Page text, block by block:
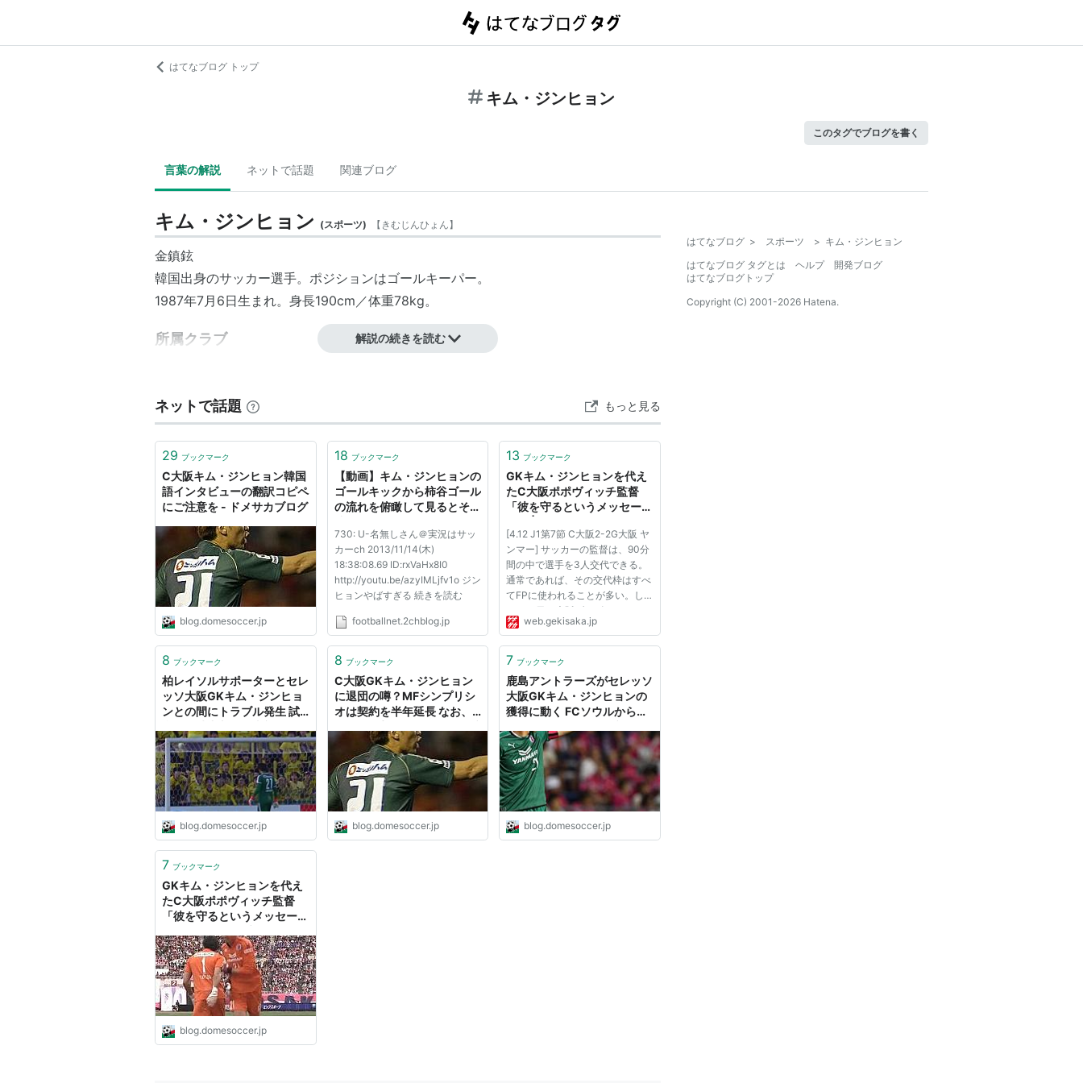
はてなブログ トップ
キム・ジンヒョン
このタグでブログを書く
言葉の解説 ネットで話題 関連ブログ
キム・ジンヒョン (スポーツ) 【 きむじんひょん】
金鎮鉉
韓国出身のサッカー選手。ポジションはゴールキーパー。
1987年7月6日生まれ。身長190cm／体重78kg。
所属クラブ
東国大学校
2009-
セレッソ大阪
リスト::サッカー選手
解説の続きを読む
ネットで話題 もっと見る
29 ブックマーク
C大阪キム・ジンヒョン韓国
語インタビューの翻訳コピペ
にご注意を - ドメサカブログ
blog.domesoccer.jp
18 ブックマーク
【動画】キム・ジンヒョンの
ゴールキックから柿谷ゴール
の流れを俯瞰して見るとその
730: U-名無しさん＠実況はサッ
カーch 2013/11/14(木)
18:38:08.69 ID:rxVaHx8I0
http://youtu.be/azyIMLjfv1o ジン
ヒョンやばすぎる 続きを読む
footballnet.2chblog.jp
13 ブックマーク
GKキム・ジンヒョンを代え
たC大阪ポポヴィッチ監督
「彼を守るというメッセー
[4.12 J1第7節 C大阪2-2G大阪 ヤ
ンマー] サッカーの監督は、90分
間の中で選手を3人交代できる。
通常であれば、その交代枠はすべ
てFPに使われることが多い。し
かし12日の大阪ダービーで、セレ
ッソ大阪のランコ・ポポヴィッチ
の交代枠で韓国代表GKキム・ジ
ンヒョンをベンチに下げ、GK武
田博...
web.gekisaka.jp
8 ブックマーク
柏レイソルサポーターとセレ
ッソ大阪GKキム・ジンヒョ
ンとの間にトラブル発生 試
メサカブログ
blog.domesoccer.jp
8 ブックマーク
C大阪GKキム・ジンヒョン
に退団の噂？MFシンプリシ
オは契約を半年延長 なお、
ログ
blog.domesoccer.jp
7 ブックマーク
鹿島アントラーズがセレッソ
大阪GKキム・ジンヒョンの
獲得に動く FCソウルからも
blog.domesoccer.jp
7 ブックマーク
GKキム・ジンヒョンを代え
たC大阪ポポヴィッチ監督
「彼を守るというメッセー
blog.domesoccer.jp
はてなブログ > スポーツ > キム・ジンヒョン
はてなブログ タグとは
ヘルプ
開発ブログ
はてなブログトップ
Copyright (C) 2001-2026 Hatena.